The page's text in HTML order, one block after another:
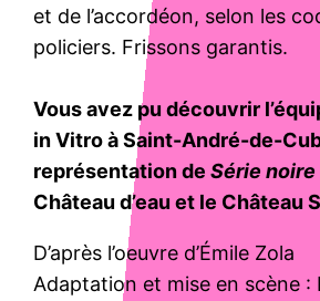
et de l’accordéon, selon les
policiers. Frissons garantis.
Vous avez pu découvrir
in Vitro à Saint-André-de-
représentation deSérie noire
Château d’eau et le Château
D’après l’oeuvre d’Émile Zola
Adaptation et mise en scène :